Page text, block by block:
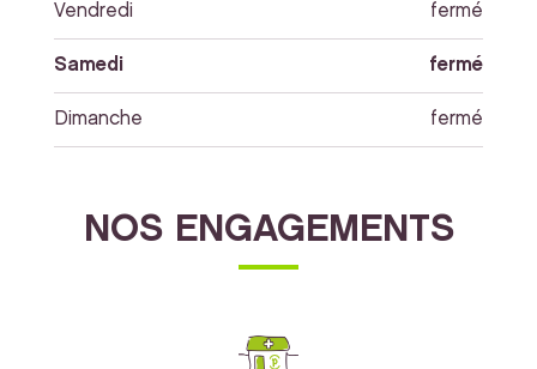
Vendredi fermé
Samedi fermé
Dimanche fermé
NOS ENGAGEMENTS